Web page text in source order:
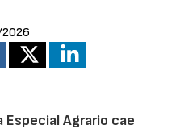
Especial Agrario cae